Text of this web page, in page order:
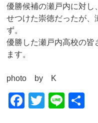
優勝候補の瀬戸内に対し
せつけた崇徳だったが、
ず。
優勝した瀬戸内高校の皆
ます。
photo by K
F
T
Li